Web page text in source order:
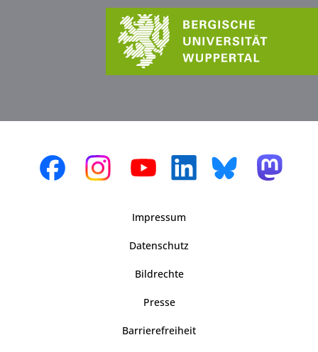
Impressum
Datenschutz
Bildrechte
Presse
Barrierefreiheit